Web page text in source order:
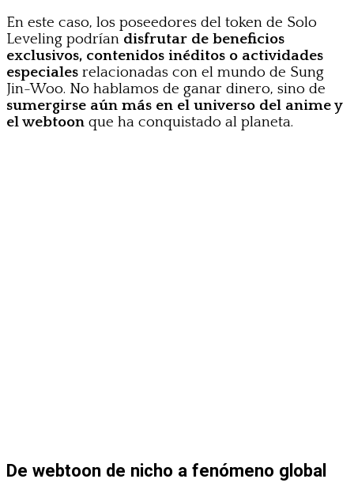
En este caso, los poseedores del token de Solo
Leveling podrían disfrutar de beneficios
exclusivos, contenidos inéditos o actividades
especiales relacionadas con el mundo de Sung
Jin-Woo. No hablamos de ganar dinero, sino de
sumergirse aún más en el universo del anime y
el webtoon que ha conquistado al planeta.
De webtoon de nicho a fenómeno global